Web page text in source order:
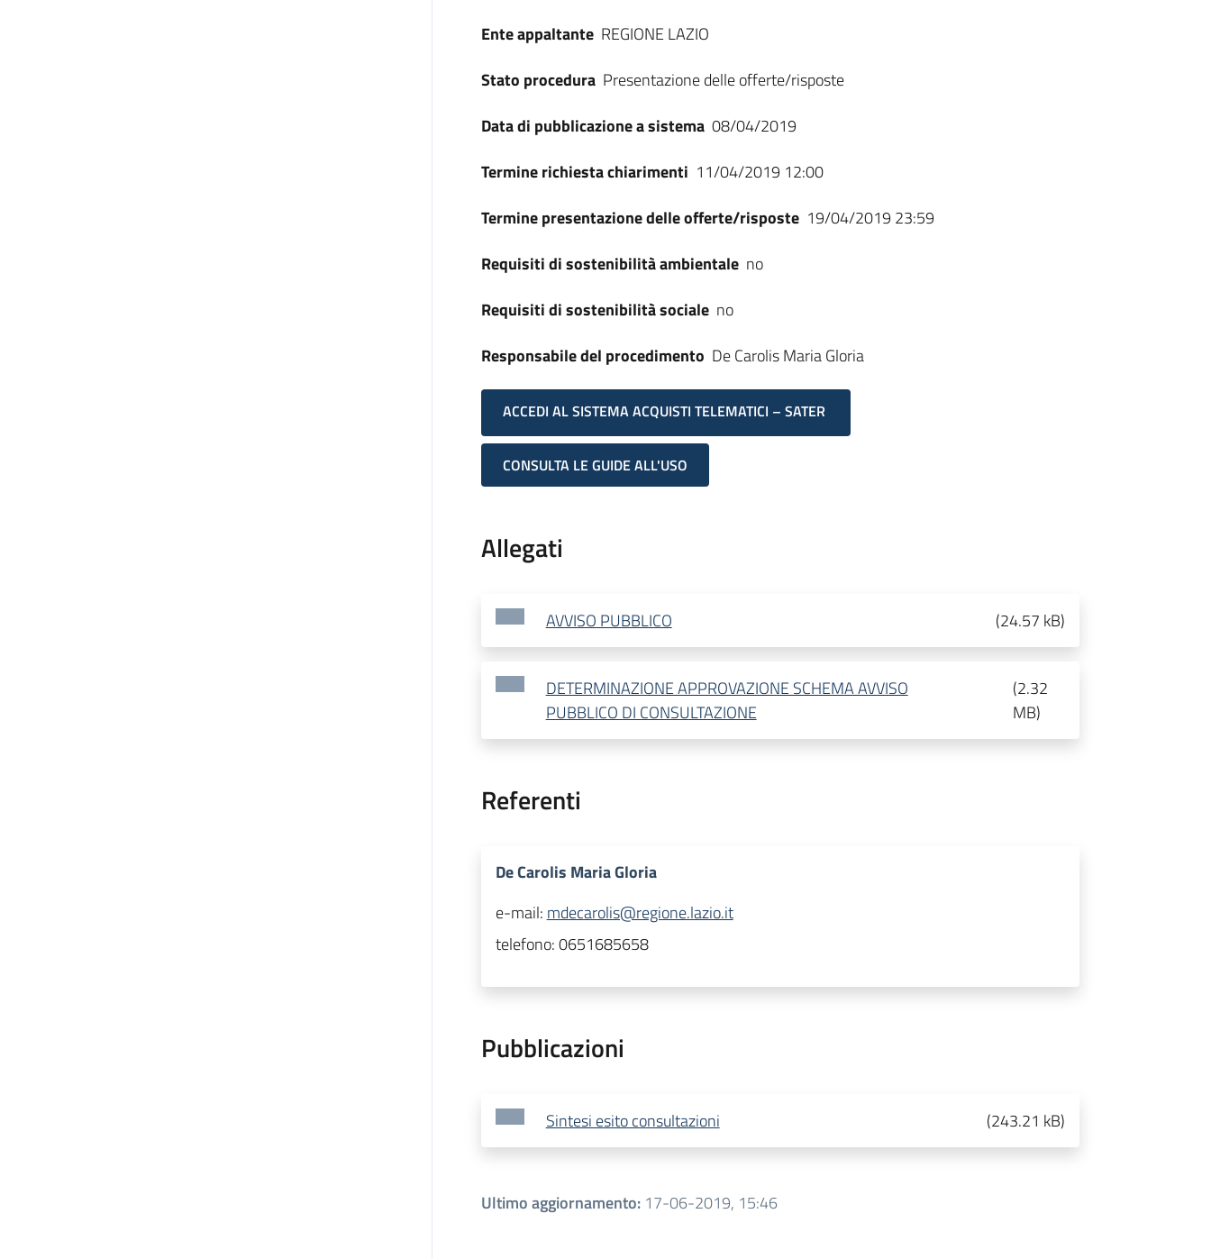
Ente appaltante REGIONE LAZIO
Stato procedura Presentazione delle offerte/risposte
Data di pubblicazione a sistema 08/04/2019
Termine richiesta chiarimenti 11/04/2019 12:00
Termine presentazione delle offerte/risposte 19/04/2019 23:59
Requisiti di sostenibilità ambientale no
Requisiti di sostenibilità sociale no
Responsabile del procedimento De Carolis Maria Gloria
ACCEDI AL SISTEMA ACQUISTI TELEMATICI – SATER
CONSULTA LE GUIDE ALL'USO
Allegati
AVVISO PUBBLICO (24.57 kB)
DETERMINAZIONE APPROVAZIONE SCHEMA AVVISO
PUBBLICO DI CONSULTAZIONE
(2.32
MB)
Referenti
De Carolis Maria Gloria
e-mail: mdecarolis@regione.lazio.it
telefono:0651685658
Pubblicazioni
Sintesi esito consultazioni (243.21 kB)
Ultimo aggiornamento: 17-06-2019, 15:46